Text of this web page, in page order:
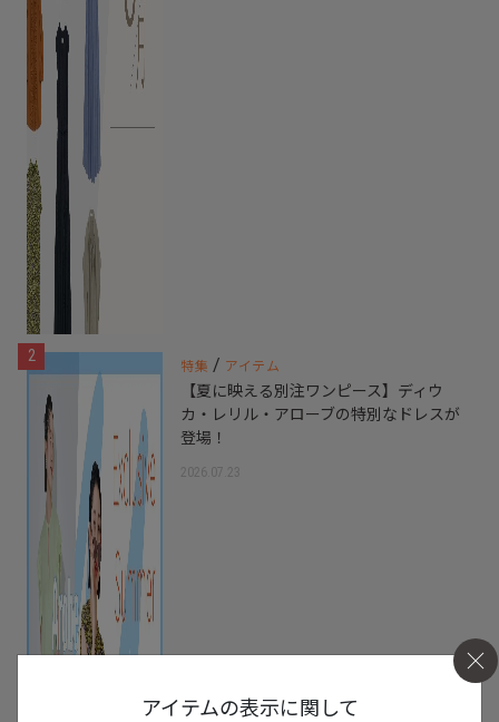
2 特集 / アイテム
【夏に映える別注ワンピース】ディウ
カ・レリル・アローブの特別なドレスが
登場！
2026.07.23
アイテムの表示に関して